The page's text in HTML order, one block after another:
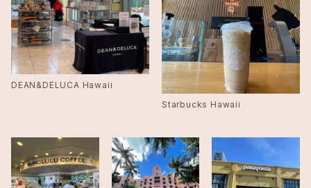
DEAN&DELUCA Hawaii
Starbucks Hawaii